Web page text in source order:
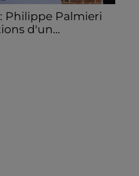
Philippe Palmieri
d'un...
de la première
organisée du 18 au 20
de Courtalain,